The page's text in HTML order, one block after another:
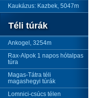
Kaukázus: Kazbek, 5047m
Téli túrák
Ankogel, 3254m
Rax-Alpok 1 napos hótalpas
túra
Magas-Tátra téli
magashegyi túrák
Lomnici-csúcs télen